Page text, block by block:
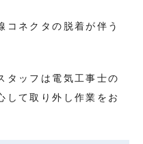
コネクタの脱着が伴う
タッフは電気工事士の
して取り外し作業をお